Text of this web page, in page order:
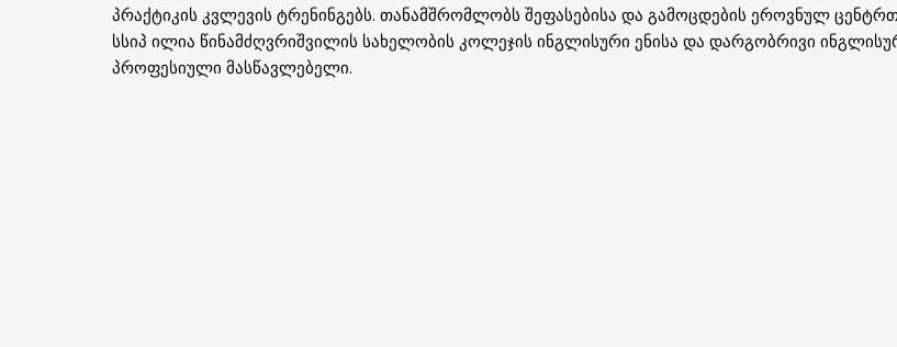
პრაქტიკის კვლევის ტრენინგებს. თანამშრომლობს შეფასებისა და გამოცდების ეროვნულ
სსიპ ილია წინამძღვრიშვილის სახელობის კოლეჯის ინგლისური ენისა და დარგობრივი
პროფესიული მასწავლებელი.